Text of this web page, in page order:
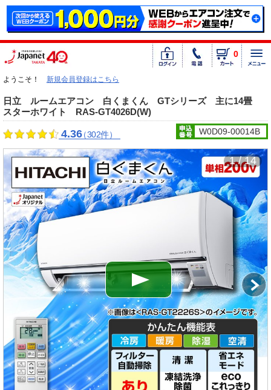
0
ようこそ！ 新規会員登録はこちら
日立 ルームエアコン 白くまくん GTシリーズ 主に14畳
スターホワイト RAS-GT4026D(W)
4.36（302件） W0D09-00014B
1 / 14